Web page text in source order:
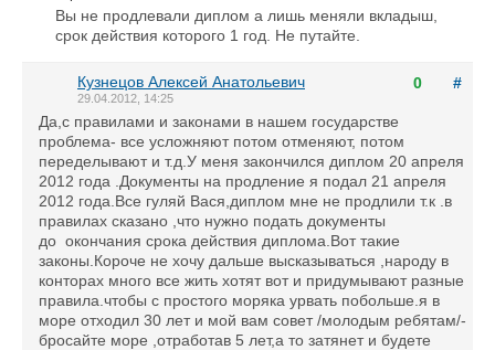
Вы не продлевали диплом а лишь меняли вкладыш,
срок действия которого 1 год. Не путайте.
0 #
Кузнецов Алексей Анатольевич
29.04.2012, 14:25
Да,с правилами и законами в нашем государстве
проблема- все усложняют потом отменяют, потом
переделывают и т.д.У меня закончился диплом 20 апреля
2012 года .Документы на продление я подал 21 апреля
2012 года.Все гуляй Вася,диплом мне не продлили т.к .в
правилах сказано ,что нужно подать документы
до окончания срока действия диплома.Вот такие
законы.Короче не хочу дальше высказываться ,народу в
конторах много все жить хотят вот и придумывают разные
правила.чтобы с простого моряка урвать побольше.я в
море отходил 30 лет и мой вам совет /молодым ребятам/-
бросайте море ,отработав 5 лет,а то затянет и будете